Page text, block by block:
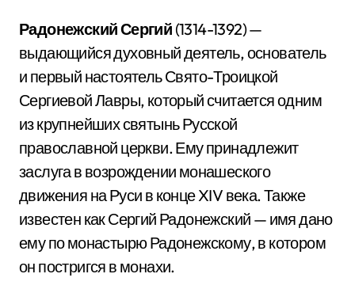
Радонежский Сергий (1314-1392) —
выдающийся духовный деятель, основатель
и первый настоятель Свято-Троицкой
Сергиевой Лавры, который считается одним
из крупнейших святынь Русской
православной церкви. Ему принадлежит
заслуга в возрождении монашеского
движения на Руси в конце XIV века. Также
известен как Сергий Радонежский — имя дано
ему по монастырю Радонежскому, в котором
он постригся в монахи.